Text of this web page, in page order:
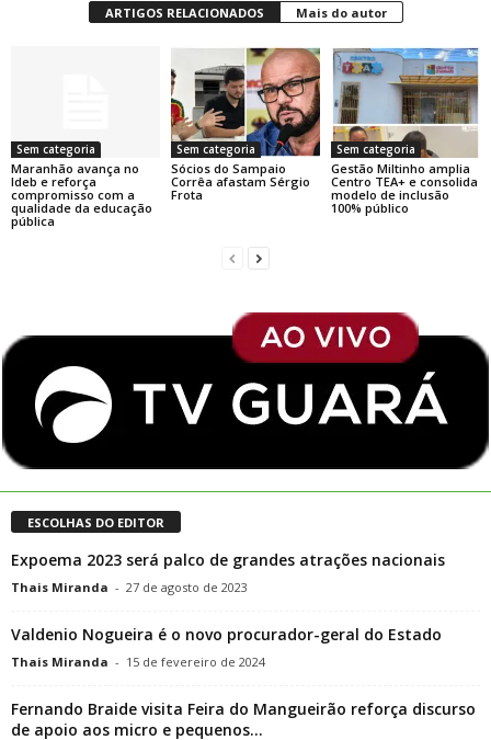
ARTIGOS RELACIONADOS Mais do autor
Sem categoria
Maranhão avança no
Ideb e reforça
compromisso com a
qualidade da educação
pública
Sem categoria
Sócios do Sampaio
Corrêa afastam Sérgio
Frota
Sem categoria
Gestão Miltinho amplia
Centro TEA+ e consolida
modelo de inclusão
100% público
ESCOLHAS DO EDITOR
Expoema 2023 será palco de grandes atrações nacionais
Thais Miranda - 27 de agosto de 2023
Valdenio Nogueira é o novo procurador-geral do Estado
Thais Miranda - 15 de fevereiro de 2024
Fernando Braide visita Feira do Mangueirão reforça discurso
de apoio aos micro e pequenos...